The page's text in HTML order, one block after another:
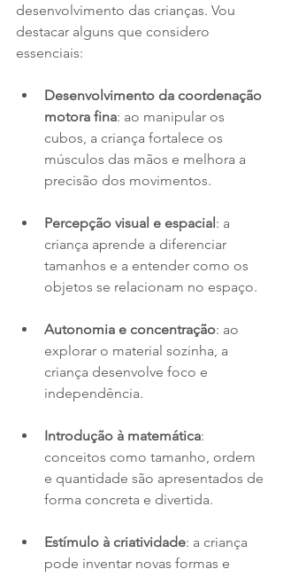
desenvolvimento das crianças. Vou
destacar alguns que considero
essenciais:
Desenvolvimento da coordenação
motora fina: ao manipular os
cubos, a criança fortalece os
músculos das mãos e melhora a
precisão dos movimentos.
Percepção visual e espacial: a
criança aprende a diferenciar
tamanhos e a entender como os
objetos se relacionam no espaço.
Autonomia e concentração: ao
explorar o material sozinha, a
criança desenvolve foco e
independência.
Introdução à matemática:
conceitos como tamanho, ordem
e quantidade são apresentados de
forma concreta e divertida.
Estímulo à criatividade: a criança
pode inventar novas formas e